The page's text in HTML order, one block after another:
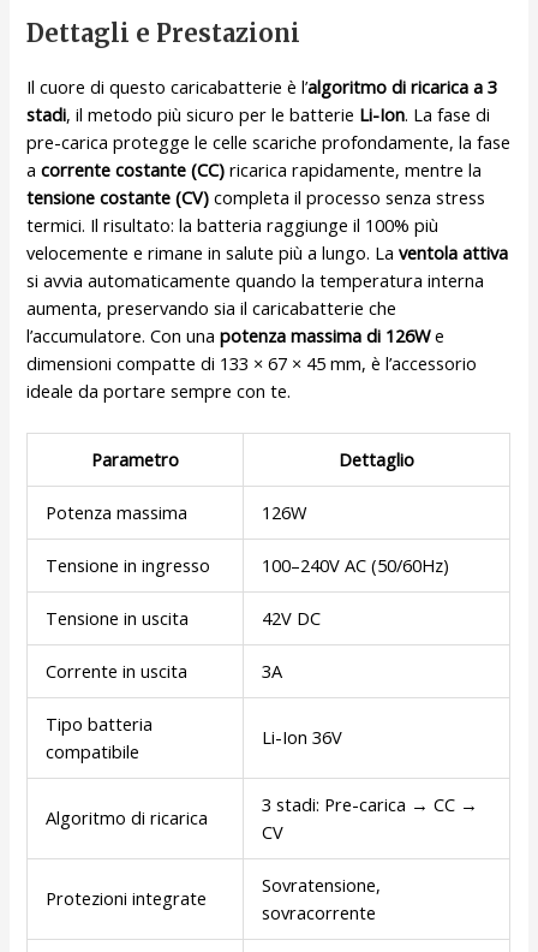
Dettagli e Prestazioni
Il cuore di questo caricabatterie è l’algoritmo di ricarica a 3
stadi, il metodo più sicuro per le batterie Li-Ion. La fase di
pre-carica protegge le celle scariche profondamente, la fase
acorrente costante (CC) ricarica rapidamente, mentre la
tensione costante (CV) completa il processo senza stress
termici. Il risultato: la batteria raggiunge il 100% più
velocemente e rimane in salute più a lungo. Laventola attiva
si avvia automaticamente quando la temperatura interna
aumenta, preservando sia il caricabatterie che
l’accumulatore. Con unapotenza massima di 126We
dimensioni compatte di 133 × 67 × 45 mm, è l’accessorio
ideale da portare sempre con te.
Parametro Dettaglio
Potenza massima 126W
Tensione in ingresso 100–240V AC (50/60Hz)
Tensione in uscita 42V DC
Corrente in uscita 3A
Tipo batteria
compatibile
Li-Ion 36V
Algoritmo di ricarica
3 stadi: Pre-carica → CC →
CV
Protezioni integrate
Sovratensione,
sovracorrente